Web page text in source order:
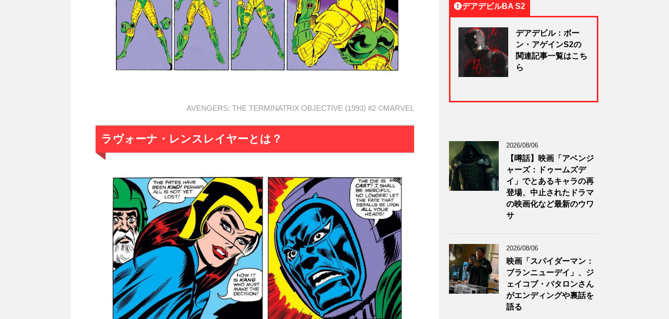
AVENGERS: THE TERMINATRIX OBJECTIVE (1993) #2 ©MARVEL
ラヴォーナ・レンスレイヤーとは？
デアデビルBA S2
デアデビル：ボー
ン・アゲインS2の
関連記事一覧はこち
ら
2026/08/06
【噂話】映画「アベンジ
ャーズ：ドゥームズデ
イ」でとあるキャラの再
登場、中止されたドラマ
の映画化など最新のウワ
サ
2026/08/06
映画「スパイダーマン：
ブランニューデイ」、ジ
ェイコブ・バタロンさん
がエンディングや裏話を
語る